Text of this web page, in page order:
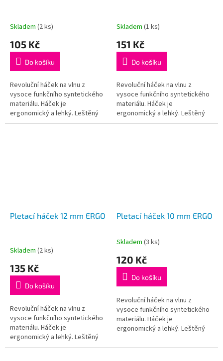
Skladem (2 ks)
105 Kč
Do košíku
Revoluční háček na vlnu z
vysoce funkčního syntetického
materiálu. Háček je
ergonomický a lehký. Leštěný
dřík a háček zajišťuje hladký
Skladem (1 ks)
151 Kč
Do košíku
Revoluční háček na vlnu z
vysoce funkčního syntetického
materiálu. Háček je
ergonomický a lehký. Leštěný
dřík a háček zajišťuje hladký
Pletací háček 12 mm ERGO
Skladem (2 ks)
135 Kč
Do košíku
Revoluční háček na vlnu z
vysoce funkčního syntetického
materiálu. Háček je
ergonomický a lehký. Leštěný
dřík a háček zajišťuje hladký
Pletací háček 10 mm ERGO
Průměrné
produktu
5,0
5
hvězdiček.
Skladem (3 ks)
120 Kč
Do košíku
Revoluční háček na vlnu z
vysoce funkčního syntetického
materiálu. Háček je
ergonomický a lehký. Leštěný
pohyb, ergonomická ručka je